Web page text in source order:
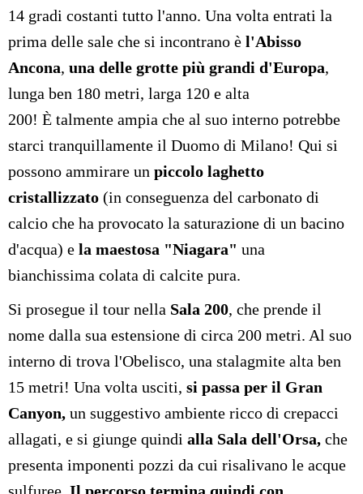
14 gradi costanti tutto l'anno. Una volta entrati la
prima delle sale che si incontrano è l'Abisso
Ancona, una delle grotte più grandi d'Europa,
lunga ben 180 metri, larga 120 e alta
200! È talmente ampia che al suo interno potrebbe
starci tranquillamente il Duomo di Milano! Qui si
possono ammirare un piccolo laghetto
cristallizzato (in conseguenza del carbonato di
calcio che ha provocato la saturazione di un bacino
d'acqua) e la maestosa "Niagara" una
bianchissima colata di calcite pura.
Si prosegue il tour nella Sala 200, che prende il
nome dalla sua estensione di circa 200 metri. Al suo
interno di trova l'Obelisco, una stalagmite alta ben
15 metri! Una volta usciti, si passa per il Gran
Canyon, un suggestivo ambiente ricco di crepacci
allagati, e si giunge quindi alla Sala dell'Orsa, che
presenta imponenti pozzi da cui risalivano le acque